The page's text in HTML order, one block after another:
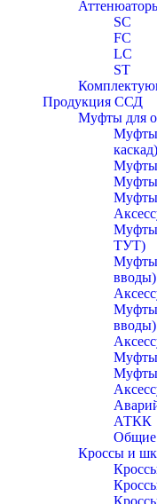
SC
FC
LC
ST
Продукция ССД
Муфты для
каскад)
Муфты
Муфты
Муфты
Муфты
ТУТ)
Муфты
вводы)
Муфты
вводы)
Муфты
Муфты
АТКК
Общие
Кроссы и